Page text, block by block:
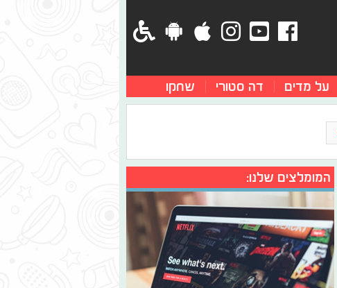
על מדים דה סטורי שחקו
המומלצים שלנו: